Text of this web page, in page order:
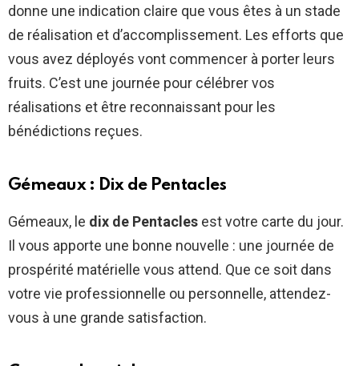
donne une indication claire que vous êtes à un stade
de réalisation et d’accomplissement. Les efforts que
vous avez déployés vont commencer à porter leurs
fruits. C’est une journée pour célébrer vos
réalisations et être reconnaissant pour les
bénédictions reçues.
Gémeaux : Dix de Pentacles
Gémeaux, le dix de Pentacles est votre carte du jour.
Il vous apporte une bonne nouvelle : une journée de
prospérité matérielle vous attend. Que ce soit dans
votre vie professionnelle ou personnelle, attendez-
vous à une grande satisfaction.